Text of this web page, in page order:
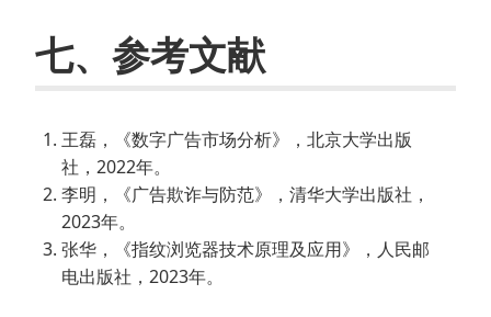
七、参考文献
王磊，《数字广告市场分析》，北京大学出版
社，2022年。
李明，《广告欺诈与防范》，清华大学出版社，
2023年。
张华，《指纹浏览器技术原理及应用》，人民邮
电出版社，2023年。